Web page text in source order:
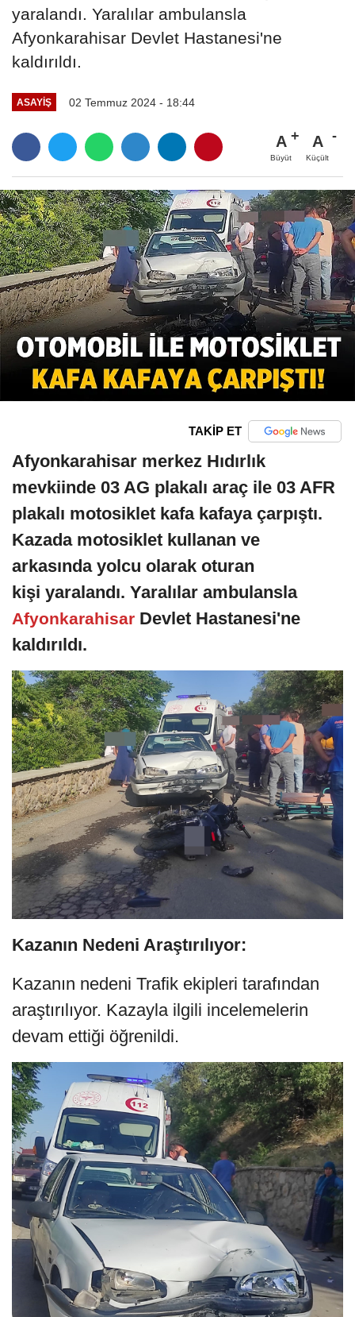
yaralandı. Yaralılar ambulansla
Afyonkarahisar Devlet Hastanesi'ne
kaldırıldı.
ASAYIŞ 02 Temmuz 2024 - 18:44
A
Büyüt
A
Küçült
TAKİP ET
Afyonkarahisar merkez Hıdırlık
mevkiinde 03 AG plakalı araç ile 03 AFR
plakalı motosiklet kafa kafaya çarpıştı.
Kazada motosiklet kullanan ve
arkasında yolcu olarak oturan
kişi yaralandı. Yaralılar ambulansla
Afyonkarahisar Devlet Hastanesi'ne
kaldırıldı.
Kazanın Nedeni Araştırılıyor:
Kazanın nedeni Trafik ekipleri tarafından
araştırılıyor. Kazayla ilgili incelemelerin
devam ettiği öğrenildi.